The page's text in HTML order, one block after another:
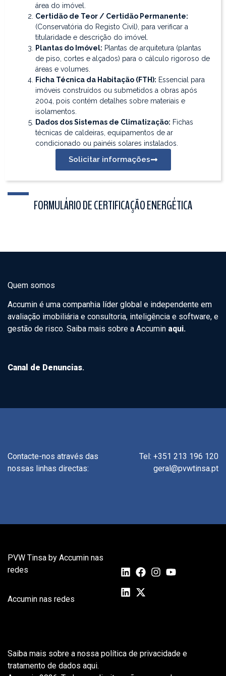
área do imóvel.
Certidão de Teor / Certidão Permanente:
(Conservatória do Registo Civil), para verificar a
titularidade e descrição do imóvel.
Plantas do Imóvel: Plantas de arquitetura (plantas
de piso, cortes e alçados) para o cálculo rigoroso de
áreas e volumes.
Ficha Técnica da Habitação (FTH): Essencial para
imóveis construídos ou submetidos a obras após
2004, pois contém detalhes sobre materiais e
isolamentos.
Dados dos Sistemas de Climatização: Fichas
técnicas de caldeiras, equipamentos de ar
condicionado ou painéis solares instalados.
Solicitar informações
FORMULÁRIO DE CERTIFICAÇÃO ENERGÉTICA​​
Quem somos
Accumin é uma companhia líder global e independente em
avaliação imobiliária e consultoria, inteligência e software, e
gestão de risco. Saiba mais sobre a Accumin aqui.
Canal de Denuncias.
Contacte-nos através das
nossas linhas directas:
Tel: +351 213 196 120
geral@pvwtinsa.pt
PVW Tinsa by Accumin nas
redes
Accumin nas redes
Saiba mais sobre a nossa política de privacidade e
tratamento de dados aqui.